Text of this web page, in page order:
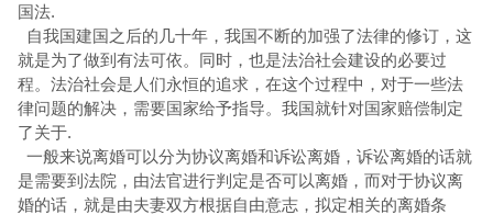
国法.
自我国建国之后的几十年，我国不断的加强了法律的修订，这
就是为了做到有法可依。同时，也是法治社会建设的必要过
程。法治社会是人们永恒的追求，在这个过程中，对于一些法
律问题的解决，需要国家给予指导。我国就针对国家赔偿制定
了关于.
一般来说离婚可以分为协议离婚和诉讼离婚，诉讼离婚的话就
是需要到法院，由法官进行判定是否可以离婚，而对于协议离
婚的话，就是由夫妻双方根据自由意志，拟定相关的离婚条